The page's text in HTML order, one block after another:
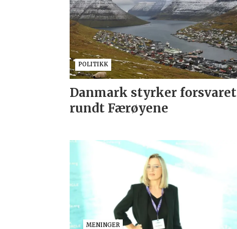
POLITIKK
Danmark styrker forsvaret
rundt Færøyene
MENINGER